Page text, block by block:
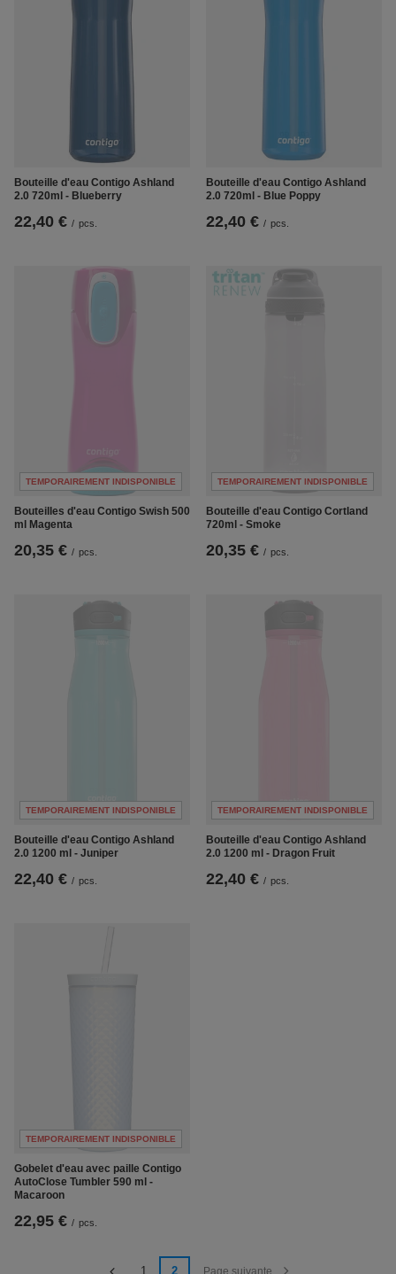
Bouteille d'eau Contigo Ashland
2.0 720ml - Blueberry
22,40 € / pcs.
Bouteille d'eau Contigo Ashland
2.0 720ml - Blue Poppy
22,40 € / pcs.
TEMPORAIREMENT INDISPONIBLE
Bouteilles d'eau Contigo Swish 500
ml Magenta
20,35 € / pcs.
TEMPORAIREMENT INDISPONIBLE
Bouteille d'eau Contigo Cortland
720ml - Smoke
20,35 € / pcs.
TEMPORAIREMENT INDISPONIBLE
Bouteille d'eau Contigo Ashland
2.0 1200 ml - Juniper
22,40 € / pcs.
TEMPORAIREMENT INDISPONIBLE
Bouteille d'eau Contigo Ashland
2.0 1200 ml - Dragon Fruit
22,40 € / pcs.
TEMPORAIREMENT INDISPONIBLE
Gobelet d'eau avec paille Contigo
AutoClose Tumbler 590 ml -
Macaroon
22,95 € / pcs.
1 2 Page suivante